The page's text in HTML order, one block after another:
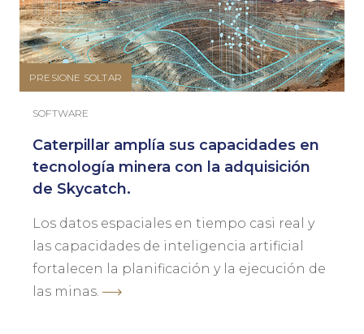
PRESIONE SOLTAR
SOFTWARE
Caterpillar amplía sus capacidades en
tecnología minera con la adquisición
de Skycatch.
Los datos espaciales en tiempo casi real y
las capacidades de inteligencia artificial
fortalecen la planificación y la ejecución de
las minas.